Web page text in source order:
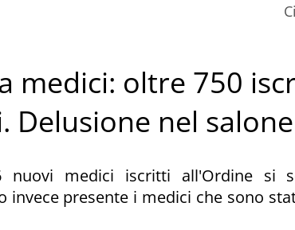
medici: oltre 750
Delusione nel
nuovi medici iscritti all'Ordine si
invece presente i medici che sono